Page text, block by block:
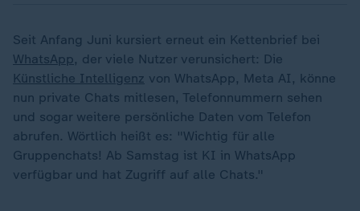
Seit Anfang Juni kursiert erneut ein Kettenbrief bei
WhatsApp, der viele Nutzer verunsichert: Die
Künstliche Intelligenz von WhatsApp, Meta AI, könne
nun private Chats mitlesen, Telefonnummern sehen
und sogar weitere persönliche Daten vom Telefon
abrufen. Wörtlich heißt es: "Wichtig für alle
Gruppenchats! Ab Samstag ist KI in WhatsApp
verfügbar und hat Zugriff auf alle Chats."